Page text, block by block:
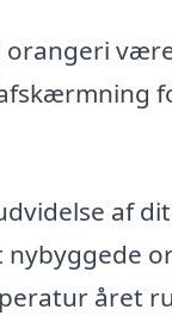
orangeri
af
året